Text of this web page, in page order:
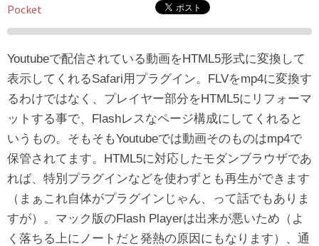
Pocket
Youtubeで配信されている動画をHTML5形式に変換して
表示してくれるSafari用プラグイン。FLVをmp4に変換す
るわけではなく、プレイヤー部分をHTML5にリフォーマ
ットする事で、Flashレスなページ構成にしてくれると
いうもの。そもそもYoutubeでは動画そのものはmp4で
保管されてます。HTML5に対応したモダンブラウザであ
れば、特別プラグインなどを使わずとも再生ができます
（まぁこれ自体がプラグインじゃん、って話でもありま
すが）。マック版のFlash Playerは出来が悪いため（よ
く落ちる上にノートだと発熱の原因にもなります）、通